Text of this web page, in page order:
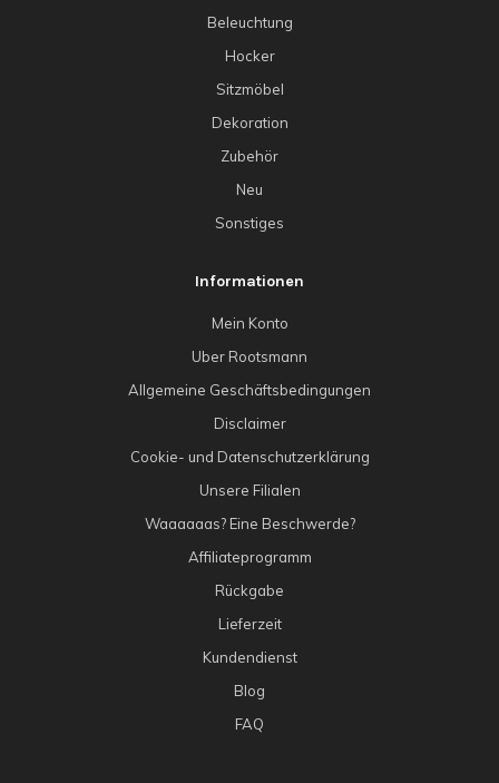
Beleuchtung
Hocker
Sitzmöbel
Dekoration
Zubehör
Neu
Sonstiges
Informationen
Mein Konto
Uber Rootsmann
Allgemeine Geschäftsbedingungen
Disclaimer
Cookie- und Datenschutzerklärung
Unsere Filialen
Waaaaaas? Eine Beschwerde?
Affiliateprogramm
Rückgabe
Lieferzeit
Kundendienst
Blog
FAQ